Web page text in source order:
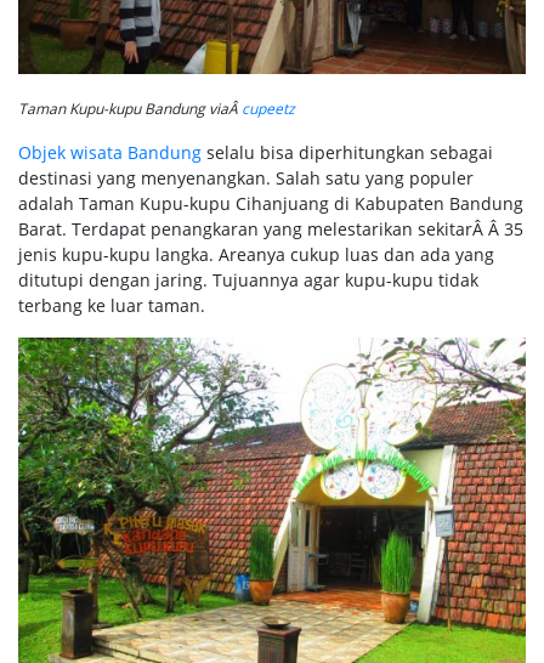
Taman Kupu-kupu Bandung viaÂ cupeetz
Objek wisata Bandung selalu bisa diperhitungkan sebagai
destinasi yang menyenangkan. Salah satu yang populer
adalah Taman Kupu-kupu Cihanjuang di Kabupaten Bandung
Barat. Terdapat penangkaran yang melestarikan sekitarÂ Â 35
jenis kupu-kupu langka. Areanya cukup luas dan ada yang
ditutupi dengan jaring. Tujuannya agar kupu-kupu tidak
terbang ke luar taman.